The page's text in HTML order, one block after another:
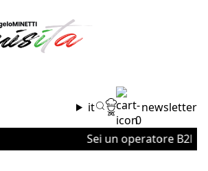
it
0
newsletter
Sei un operatore B2B